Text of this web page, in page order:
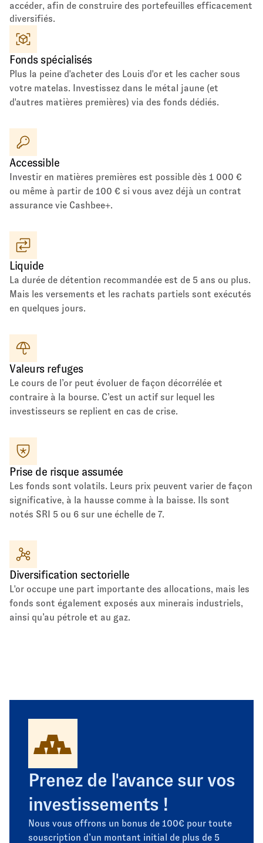
accéder, afin de construire des portefeuilles efficacement
diversifiés.
Fonds spécialisés
Plus la peine d'acheter des Louis d'or et les cacher sous
votre matelas. Investissez dans le métal jaune (et
d'autres matières premières) via des fonds dédiés.
Accessible
Investir en matières premières est possible dès 1 000 €
ou même à partir de 100 € si vous avez déjà un contrat
assurance vie Cashbee+.
Liquide
La durée de détention recommandée est de 5 ans ou plus.
Mais les versements et les rachats partiels sont exécutés
en quelques jours.
Valeurs refuges
Le cours de l’or peut évoluer de façon décorrélée et
contraire à la bourse. C’est un actif sur lequel les
investisseurs se replient en cas de crise.
Prise de risque assumée
Les fonds sont volatils. Leurs prix peuvent varier de façon
significative, à la hausse comme à la baisse. Ils sont
notés SRI 5 ou 6 sur une échelle de 7.
Diversification sectorielle
L'or occupe une part importante des allocations, mais les
fonds sont également exposés aux minerais industriels,
ainsi qu’au pétrole et au gaz.
Prenez de l'avance sur vos
investissements !
Nous vous offrons un bonus de 100€ pour toute
souscription d’un montant initial de plus de 5